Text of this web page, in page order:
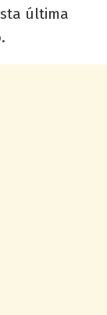
última